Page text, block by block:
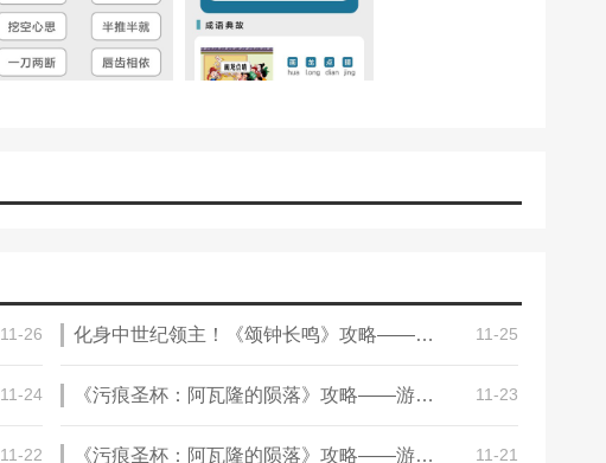
11-26 化身中世纪领主！《颂钟长鸣》攻略——春季更新正式上线，带来最真实中世纪体验 11-25
11-24 《污痕圣杯：阿瓦隆的陨落》攻略——游戏steam价格介绍 11-23
11-22 《污痕圣杯：阿瓦隆的陨落》攻略——游戏特色内容介绍 11-21